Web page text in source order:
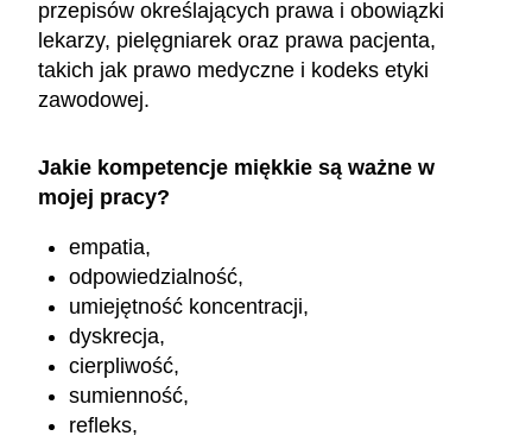
przepisów określających prawa i obowiązki
lekarzy, pielęgniarek oraz prawa pacjenta,
takich jak prawo medyczne i kodeks etyki
zawodowej.
Jakie kompetencje miękkie są ważne w
mojej pracy?
empatia,
odpowiedzialność,
umiejętność koncentracji,
dyskrecja,
cierpliwość,
sumienność,
refleks,